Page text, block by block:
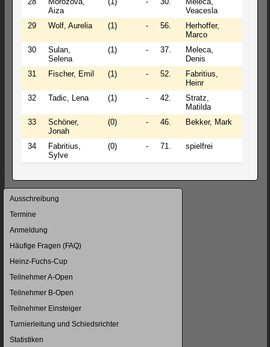
Aiza
Veacesla
29 Wolf, Aurelia (1) - 56.
Herhoffer,
Marco
30
Sulan,
Selena
(1) - 37.
Meleca,
Denis
31 Fischer, Emil (1) - 52.
Fabritius,
Heinr
32 Tadic, Lena (1) - 42.
Stratz,
Matilda
33
Schöner,
Jonah
(0) - 46. Bekker, Mark
34
Fabritius,
Sylve
(0) - 71. spielfrei
Navigation
Ausschreibung
Termine
Anmeldung
Häufige Fragen (FAQ)
Heinz-Fuchs-Cup
Teilnehmer A-Open
Teilnehmer B-Open
Teilnehmer Einsteiger
Turnierleitung und Schiedsrichter
Statistiken